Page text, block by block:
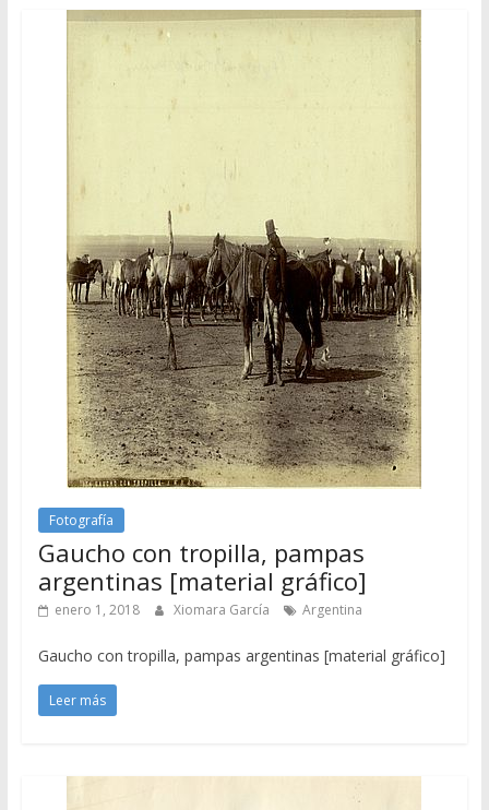
Fotografía
Gaucho con tropilla, pampas
argentinas [material gráfico]
enero 1, 2018 Xiomara García Argentina
Gaucho con tropilla, pampas argentinas [material gráfico]
Leer más